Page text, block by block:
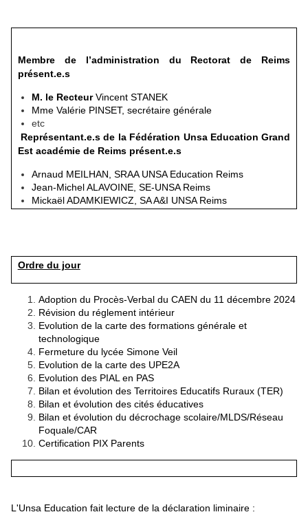
Membre de l’administration du Rectorat de Reims
présent.e.s
M. le RecteurVincent STANEK
Mme Valérie PINSET, secrétaire générale
etc
Représentant.e.s de la Fédération Unsa Education Grand
Est académie de Reims présent.e.s
Arnaud MEILHAN, SRAA UNSA Education Reims
Jean-Michel ALAVOINE, SE-UNSA Reims
Mickaël ADAMKIEWICZ, SA A&I UNSA Reims
Ordre du jour
Adoption du Procès-Verbal du CAEN du 11 décembre 2024
Révision du réglement intérieur
Evolution de la carte des formations générale et
technologique
Fermeture du lycée Simone Veil
Evolution de la carte des UPE2A
Evolution des PIAL en PAS
Bilan et évolution des Territoires Educatifs Ruraux (TER)
Bilan et évolution des cités éducatives
Bilan et évolution du décrochage scolaire/MLDS/Réseau
Foquale/CAR
Certification PIX Parents
L'Unsa Education fait lecture de la déclaration liminaire :